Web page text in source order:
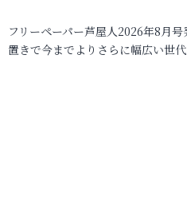
フリーペーパー芦屋人2026年8月
置きで今までよりさらに幅広い世